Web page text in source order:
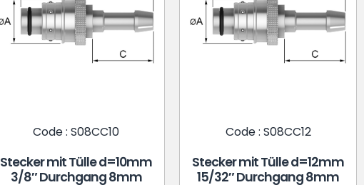
Code : S08CC10
Stecker mit Tülle d=10mm
3/8″ Durchgang 8mm
Code : S08CC12
Stecker mit Tülle d=12mm
15/32″ Durchgang 8mm